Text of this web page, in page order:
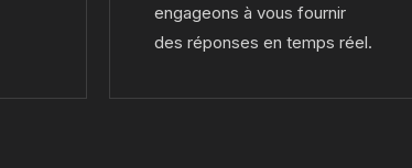
engageons à vous fournir
des réponses en temps réel.